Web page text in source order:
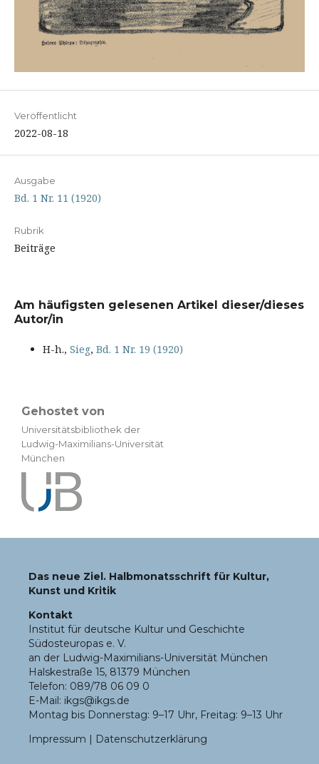
Veröffentlicht
2022-08-18
Ausgabe
Bd. 1 Nr. 11 (1920)
Rubrik
Beiträge
Am häufigsten gelesenen Artikel dieser/dieses
Autor/in
H-h., Sieg, Bd. 1 Nr. 19 (1920)
Gehostet von
Universitätsbibliothek der
Ludwig-Maximilians-Universität
München
Das neue Ziel. Halbmonatsschrift für Kultur,
Kunst und Kritik
Kontakt
Institut für deutsche Kultur und Geschichte
Südosteuropas e. V.
an der Ludwig-Maximilians-Universität München
Halskestraße 15, 81379 München
Telefon: 089/78 06 09 0
E-Mail: ikgs@ikgs.de
Montag bis Donnerstag: 9–17 Uhr, Freitag: 9–13 Uhr
Impressum
Datenschutzerklärung